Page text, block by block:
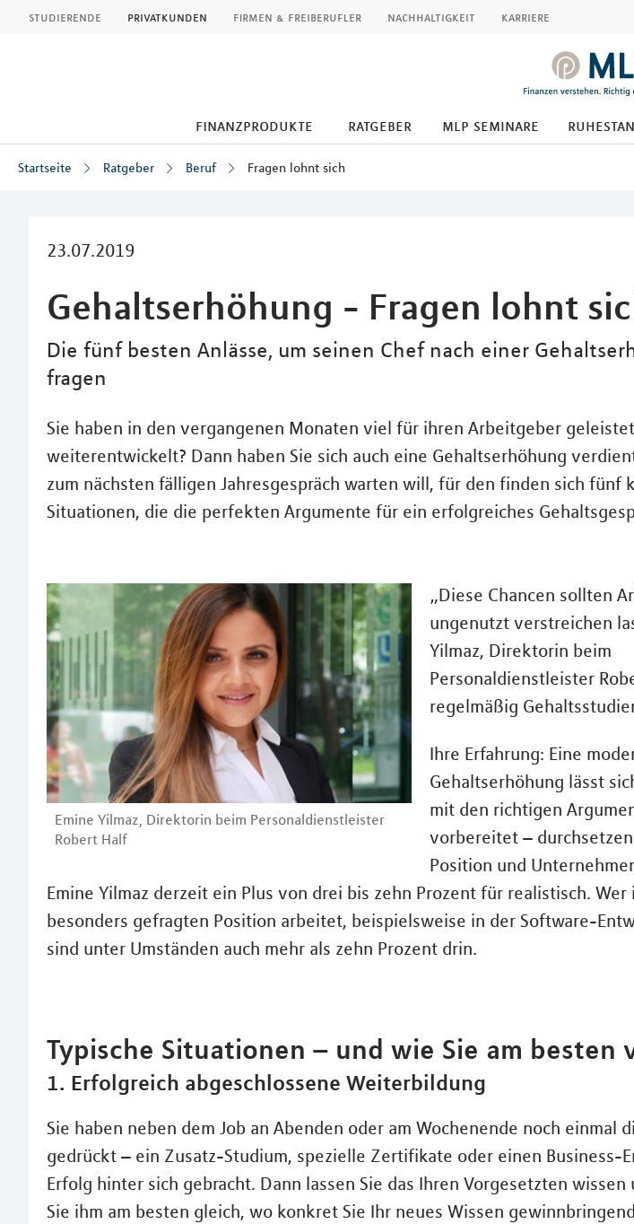
studierende privatkunden firmen & freiberufler nachhaltigkeit karriere
finanzprodukte ratgeber mlp seminare
Startseite Ratgeber Beruf Fragen lohnt sich
23.07.2019
Gehaltserhöhung - Fragen lohnt
Die fünf besten Anlässe, um seinen Chef nach einer
fragen
Sie haben in den vergangenen Monaten viel für ihren Arbeitgeber
weiterentwickelt? Dann haben Sie sich auch eine Gehaltserhöhung
zum nächsten fälligen Jahresgespräch warten will, für den finden sich fünf
Situationen, die die perfekten Argumente für ein erfolgreiches
Emine Yilmaz, Direktorin beim Personaldienstleister
Robert Half
„Diese Chancen sollten
ungenutzt verstreichen
Yilmaz, Direktorin beim
Personaldienstleister
regelmäßig
Ihre Erfahrung: Eine
Gehaltserhöhung lässt
mit den richtigen
vorbereitet –
Position und
Emine Yilmaz derzeit ein Plus von drei bis zehn Prozent für realistisch. Wer
besonders gefragten Position arbeitet, beispielsweise in der Software-
sind unter Umständen auch mehr als zehn Prozent drin.
Typische Situationen – und wie Sie am besten
1. Erfolgreich abgeschlossene Weiterbildung
Sie haben neben dem Job an Abenden oder am Wochenende noch einmal
gedrückt – ein Zusatz-Studium, spezielle Zertifikate oder einen Business-
Erfolg hinter sich gebracht. Dann lassen Sie das Ihren Vorgesetzten wissen
Sie ihm am besten gleich, wo konkret Sie Ihr neues Wissen